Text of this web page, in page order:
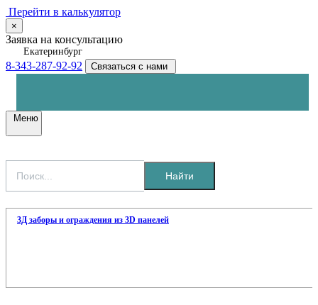
Перейти в калькулятор
×
Заявка на консультацию
Екатеринбург
8-343-287-92-92 Связаться с нами
Меню
Найти
3Д заборы и ограждения из 3D панелей